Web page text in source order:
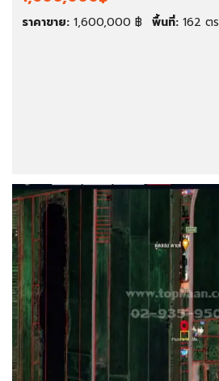
ราคาขาย: 1,600,000 ฿ พื้นที่: 162 ต